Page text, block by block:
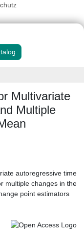
Multivariate
Multiple
autoregressive time
multiple changes in the
point estimators